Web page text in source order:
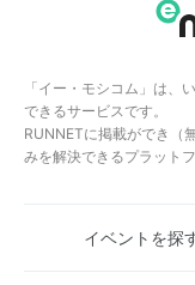
「イー・モシコム」は、
できるサービスです。
RUNNETに掲載ができ（
みを解決できるプラットフ
イベントを探